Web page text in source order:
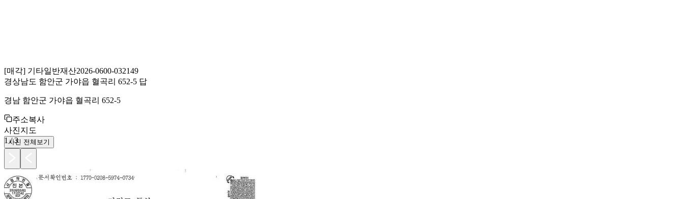
[매각] 기타일반재산2026-0600-032149
경상남도 함안군 가야읍 혈곡리 652-5 답
경남 함안군 가야읍 혈곡리 652-5
주소복사
사진지도
1 /3
사진 전체보기